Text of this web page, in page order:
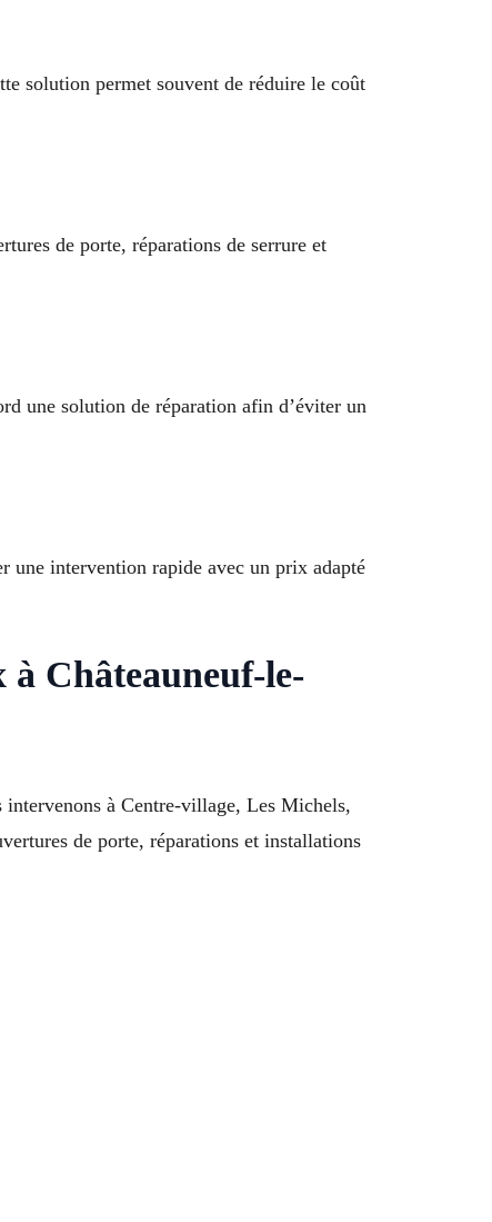
solution permet souvent de réduire le coût
de porte, réparations de serrure et
une solution de réparation afin d’éviter un
une intervention rapide avec un prix adapté
Châteauneuf-le-
intervenons à Centre-village, Les Michels,
de porte, réparations et installations